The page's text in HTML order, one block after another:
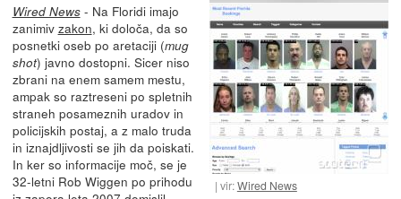
vir:Wired News
Wired News- Na Floridi imajo
zanimiv zakon, ki določa, da so
posnetki oseb po aretaciji (mug
shot) javno dostopni. Sicer niso
zbrani na enem samem mestu,
ampak so raztreseni po spletnih
straneh posameznih uradov in
policijskih postaj, a z malo truda
in iznajdljivosti se jih da poiskati.
In ker so informacije moč, se je
32-letni Rob Wiggen po prihodu